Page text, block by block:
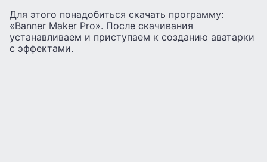
Для этого понадобиться скачать программу:
«Banner Maker Pro». После скачивания
устанавливаем и приступаем к созданию аватарки
с эффектами.